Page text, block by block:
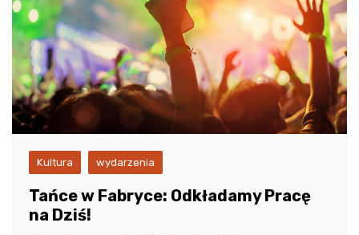
Kultura wydarzenia
Tańce w Fabryce: Odkładamy Pracę
na Dziś!